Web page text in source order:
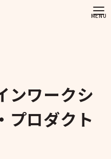
ンワークシ
プロダクト